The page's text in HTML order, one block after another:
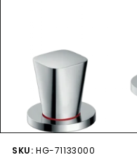
SKU: HG-71133000